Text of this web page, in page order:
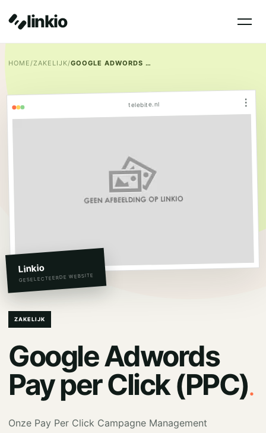
linkio
HOME/ZAKELIJK/ GOOGLE ADWORDS PAY PER CLICK (PPC)
telebite.nl ⋮
Linkio
GESELECTEERDE WEBSITE
ZAKELIJK
Google Adwords
Pay per Click (PPC).
Onze Pay Per Click Campagne Management